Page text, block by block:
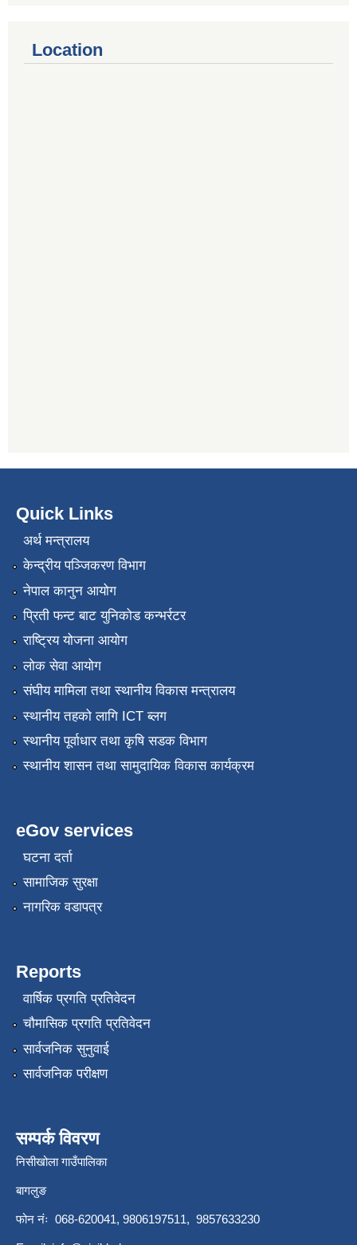
Location
Quick Links
अर्थ मन्त्रालय
केन्द्रीय पञ्जिकरण विभाग
नेपाल कानुन आयोग
प्रिती फन्ट बाट युनिकोड कन्भर्रटर
राष्ट्रिय योजना आयोग
लोक सेवा आयोग
संघीय मामिला तथा स्थानीय विकास मन्त्रालय
स्थानीय तहको लागि ICT ब्लग
स्थानीय पूर्वाधार तथा कृषि सडक विभाग
स्थानीय शासन तथा सामुदायिक विकास कार्यक्रम
eGov services
घटना दर्ता
सामाजिक सुरक्षा
नागरिक वडापत्र
Reports
वार्षिक प्रगति प्रतिवेदन
चौमासिक प्रगति प्रतिवेदन
सार्वजनिक सुनुवाई
सार्वजनिक परीक्षण
सम्पर्क विवरण
निसीखोला गाउँपालिका
बागलुङ
फोन नंः 068-620041, 9806197511, 9857633230